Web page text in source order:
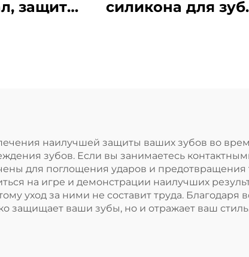
защита
силикона для
зубов
наилучшей защиты ваших зубов во
зубов. Если вы занимаетесь
для поглощения ударов и
на игре и демонстрации наилучших
уход за ними не составит труда.
защищает ваши зубы, но и отражает ваш